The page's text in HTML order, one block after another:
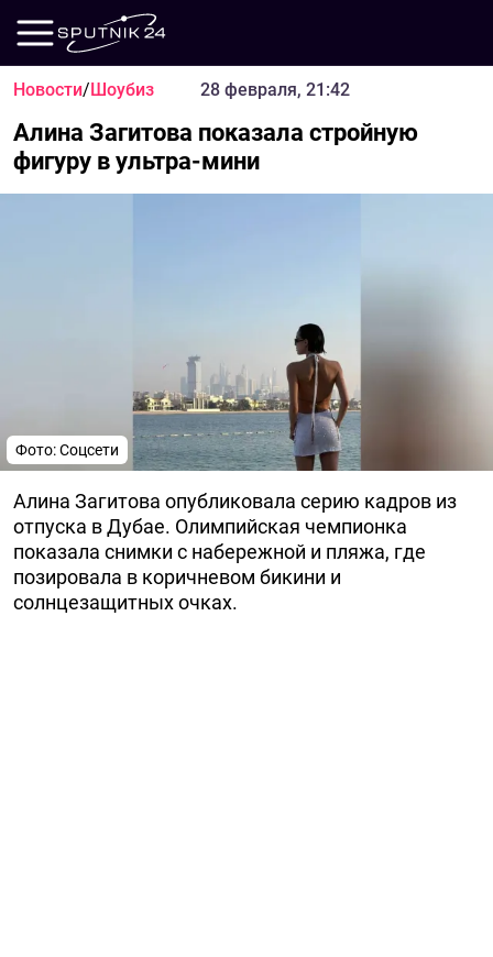
Новости/Шоубиз 28 февраля, 21:42
Алина Загитова показала стройную
фигуру в ультра-мини
Фото: Соцсети
Алина Загитова опубликовала серию кадров из
отпуска в Дубае. Олимпийская чемпионка
показала снимки с набережной и пляжа, где
позировала в коричневом бикини и
солнцезащитных очках.